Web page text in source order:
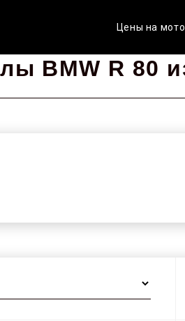
Цены на
BMW R 80